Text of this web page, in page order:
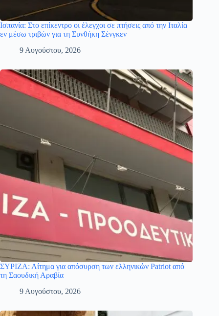
Ισπανία: Στο επίκεντρο οι έλεγχοι σε πτήσεις από την Ιταλία
εν μέσω τριβών για τη Συνθήκη Σένγκεν
9 Αυγούστου, 2026
ΣΥΡΙΖΑ: Αίτημα για απόσυρση των ελληνικών Patriot από
τη Σαουδική Αραβία
9 Αυγούστου, 2026